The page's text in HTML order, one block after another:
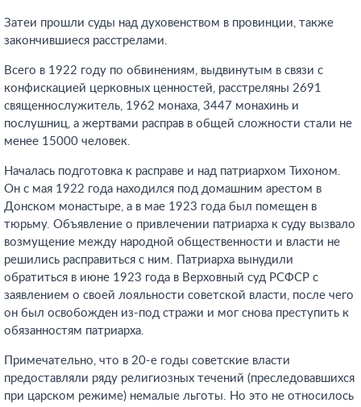
Затеи прошли суды над духовенством в провинции, также
закончившиеся расстрелами.
Всего в 1922 году по обвинениям, выдвинутым в связи с
конфискацией церковных ценностей, расстреляны 2691
священнослужитель, 1962 монаха, 3447 монахинь и
послушниц, а жертвами расправ в общей сложности стали не
менее 15000 человек.
Началась подготовка к расправе и над патриархом Тихоном.
Он с мая 1922 года находился под домашним арестом в
Донском монастыре, а в мае 1923 года был помещен в
тюрьму. Объявление о привлечении патриарха к суду вызвало
возмущение между народной общественности и власти не
решились расправиться с ним. Патриарха вынудили
обратиться в июне 1923 года в Верховный суд РСФСР с
заявлением о своей лояльности советской власти, после чего
он был освобожден из-под стражи и мог снова преступить к
обязанностям патриарха.
Примечательно, что в 20-е годы советские власти
предоставляли ряду религиозных течений (преследовавшихся
при царском режиме) немалые льготы. Но это не относилось